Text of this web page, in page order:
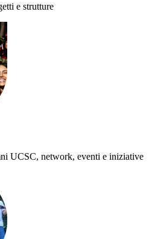
e strutture
UCSC, network, eventi e iniziative